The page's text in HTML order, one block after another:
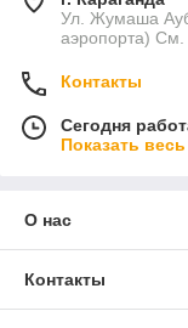
Ул. Жумаша
аэропорта) См.
Контакты
Сегодня
Показать
О нас
Контакты